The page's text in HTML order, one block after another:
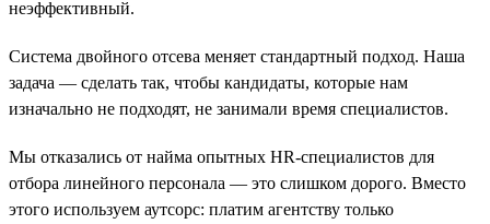
неэффективный.
Система двойного отсева меняет стандартный подход. Наша
задача — сделать так, чтобы кандидаты, которые нам
изначально не подходят, не занимали время специалистов.
Мы отказались от найма опытных HR-специалистов для
отбора линейного персонала — это слишком дорого. Вместо
этого используем аутсорс: платим агентству только